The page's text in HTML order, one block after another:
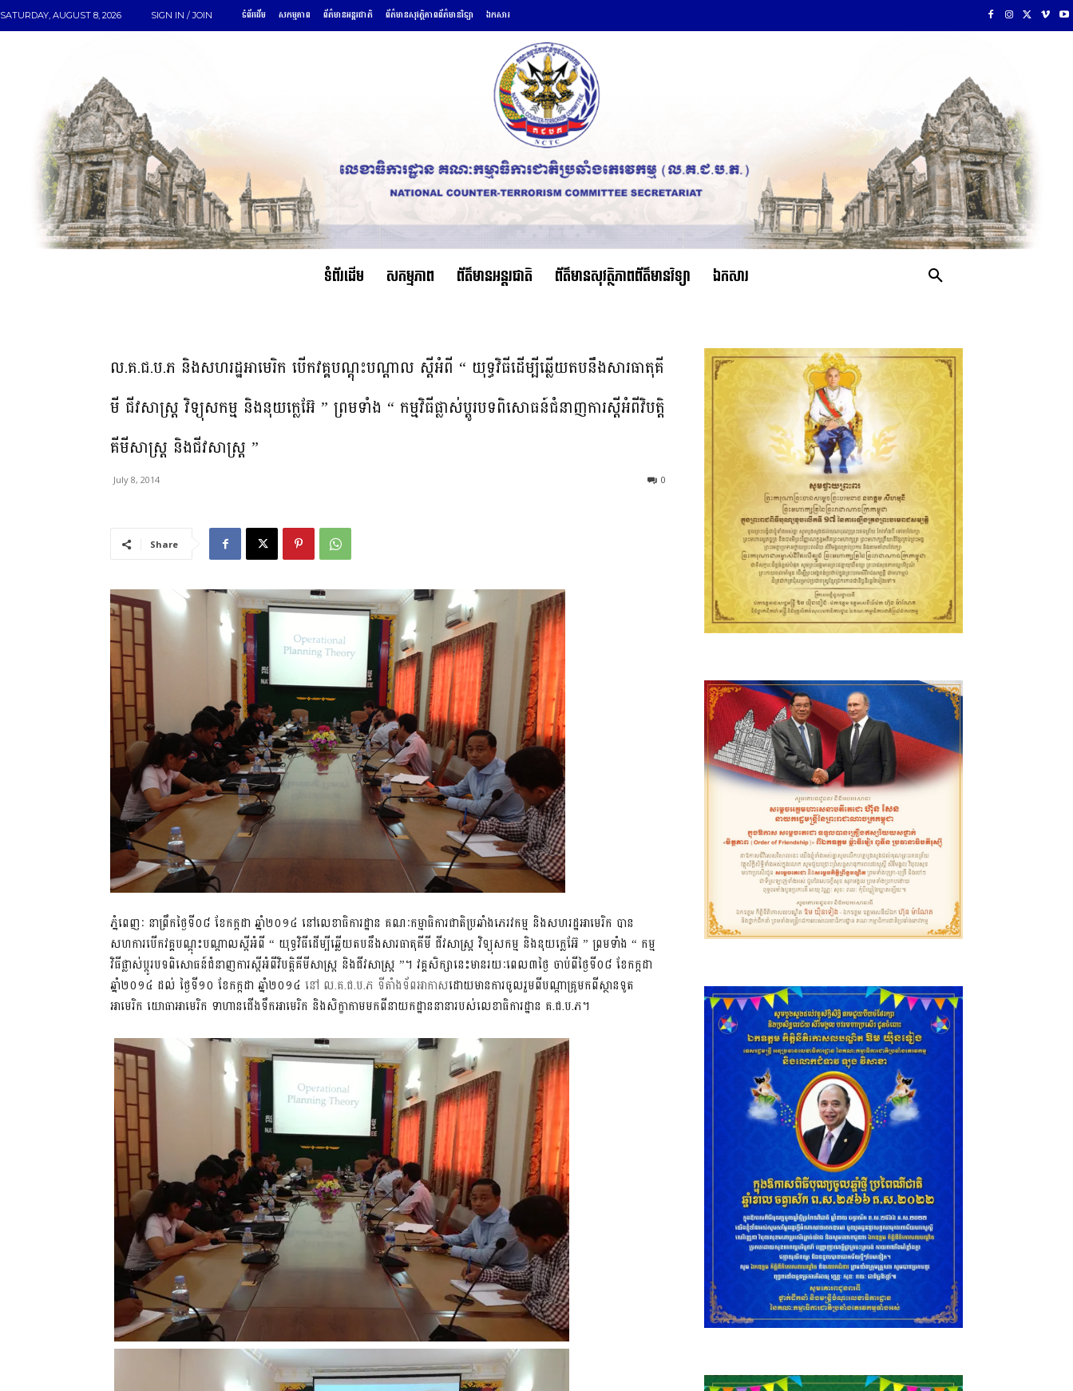
SATURDAY, AUGUST 8, 2026 SIGN IN / JOIN ទំព័រដើម សកម្មភាព ព័ត៌មានអន្តរជាតិ ព័ត៌មានសុវត្ថិភាពព័ត៌មានវិទ្យា ឯកសារ
ទំព័រដើម សកម្មភាព ព័ត៌មានអន្តរជាតិ ព័ត៌មានសុវត្ថិភាពព័ត៌មានវិទ្យា ឯកសារ
ល​.​គ​.​ជ​.​ប​.​ភ​ ​និ​ង​ស​ហរ​ដ្ឋ​អា​មេ​រិក​ បើក​វ​គ្គ​ប​ណ្តុះ​បណ្តាល​ ស្តី​អំ​ពី​ “ យុ​ទ្ធ​វិ​ធី​ដើម្បី​ឆ្លើយ​តប​នឹង​សារ​ធាតុ​គី​
មី​ ជីវ​សាស្រ្ត​ វិទ្យុ​សកម្ម​ និង​នុយ​ក្លេ​អ៊ែ ​” ព្រម​ទាំង​ “ កម្ម​វិធី​ផ្លាស់​ប្តូរ​បទ​ពិសោធន៍​ជំនាញ​ការ​ស្តី​អំពី​វិបត្តិ​
គី​មី​សាស្ត្រ​ និ​ង​ជីវសាស្ត្រ ”
July 8, 2014 0
Share
ភ្នំពេញៈ ​នាព្រឹកថ្ងៃ​ទី​០៨ ​ខែ​កក្កដា​ ឆ្នាំ​២០១៤​ នៅ​លេខា​ធិ​កា​រ​ដ្ឋាន​ គណៈ​កម្មា​ធិ​ការ​ជាតិ​ប្រឆាំង​ភេរ​វកម្ម​ ​និ​ង​​ស​ហរ​ដ្ឋ​អា​មេ​រិក​ បាន
សហការ​បើក​​វ​គ្គ​ប​ណ្តុះ​បណ្តាល​​ស្តី​អំ​ពី​ “ យុ​ទ្ធ​វិ​ធី​ដើម្បី​ឆ្លើយ​តប​នឹង​សារ​ធាតុ​គី​មី​ ជីវ​សាស្រ្ត​ វិទ្យុ​សកម្ម​ និង​នុយ​ក្លេ​អ៊ែ ​” ព្រម​ទាំង​ “ កម្ម​
វិធី​ផ្លាស់​ប្តូរ​បទ​ពិសោធន៍​ជំនាញ​ការ​ស្តី​អំពី​វិបត្តិ​គី​មី​សាស្ត្រ​ និ​ង​ជីវសាស្ត្រ ”។ វគ្គ​សិក្សា​នេះ​មាន​រយៈ​ពេល​៣ថ្ងៃ​ ចាប់​ពី​ថ្ងៃ​ទី០៨ ​ខែកក្កដា​
ឆ្នាំ​២០១៤​ ដល់ ​ថ្ងៃទី​១០ ​ខែកក្កដា ​ឆ្នាំ២០១៤​​​ ​ នៅ​​ ល.​​​គ.​​ជ.​​ប.​​ភ​​ ទី​តាំង​​ទ័​ព​​អា​​កា​ស​​ដោយ​មាន​ការ​ចូល​រួម​ពី​បណ្តា​គ្រូ​មក​ពី​ស្ថាន​ទូត​
អាមេរិក​ យោ​ធា​អា​មេ​រិក​ ទា​ហាន​ជើង​ទឹក​អាមេ​រិក​ និង​សិក្ខា​កាម​មក​ពី​នា​យក​ដ្ឋាន​នា​នា​របស់​លេខា​ធិការ​​​ដ្ឋាន​ គ.​ជ.​ប​.​ភ​។​